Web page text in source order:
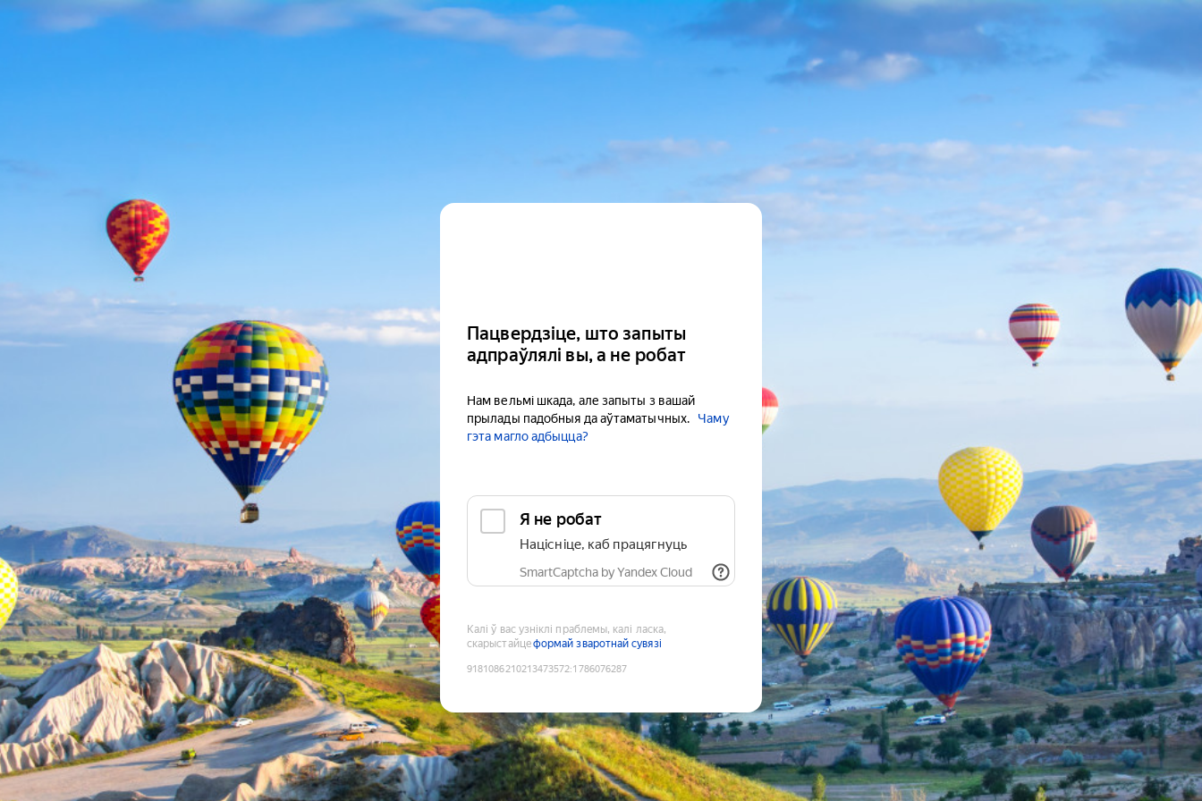
Пацвердзіце, што запыты
адпраўлялі вы, а не робат
Нам вельмі шкада, але запыты з вашай
прылады падобныя да аўтаматычных.
Чаму
гэта магло адбыцца?
Я не робат
Націсніце, каб працягнуць
SmartCaptcha by Yandex Cloud
Калі ў вас узніклі праблемы, калі ласка,
скарыстайцеформай зваротнай сувязі
9181086210213473572:1786076287